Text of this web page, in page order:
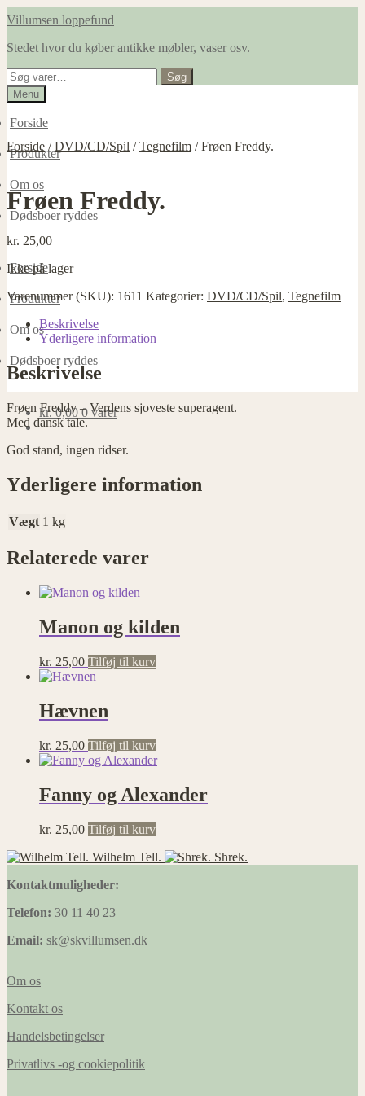
Spring
navigation
Spring
indhold
Villumsen loppefund
Stedet hvor du køber antikke møbler, vaser osv.
Søg
efter:
Søg
Menu
Forside
Produkter
Om os
Dødsboer ryddes
Forside
Produkter
Om os
Dødsboer ryddes
kr.0,00 0 varer
Forside /DVD/CD/Spil /Tegnefilm /Frøen Freddy.
Frøen Freddy.
kr. 25,00
Ikke på lager
Varenummer (SKU): 1611 Kategorier: DVD/CD/Spil, Tegnefilm
Beskrivelse
Yderligere information
Beskrivelse
Frøen Freddy – Verdens sjoveste superagent.
Med dansk tale.
God stand, ingen ridser.
Yderligere information
Vægt 1 kg
Relaterede varer
Manon og kilden
kr. 25,00 Tilføj til kurv
Hævnen
kr. 25,00 Tilføj til kurv
Fanny og Alexander
kr. 25,00 Tilføj til kurv
Wilhelm Tell.
Shrek.
Kontaktmuligheder:
Telefon: 30 11 40 23
Email: sk@skvillumsen.dk
Om os
Kontakt os
Handelsbetingelser
Privatlivs -og cookiepolitik